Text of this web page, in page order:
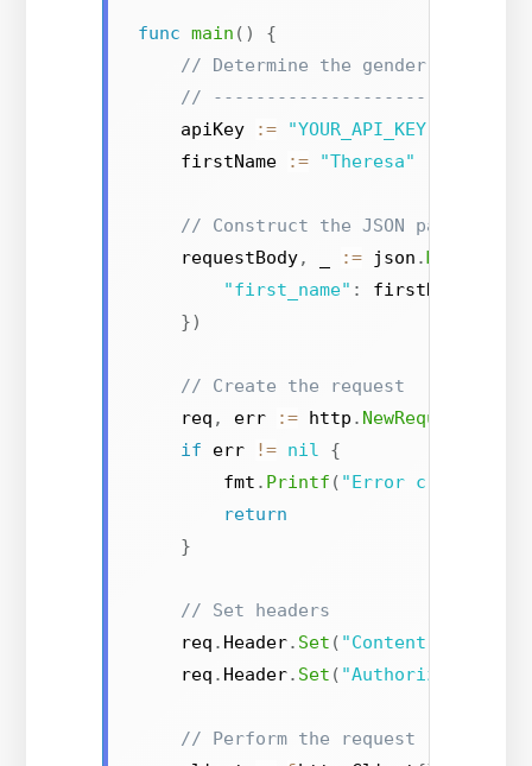
func main ()
{
// Determine the gender of a
//
    apiKey
:= "YOUR_API_KEY"
    firstName
:= "Theresa"
// Construct the JSON payload
    requestBody
, := json .Marshal
"first_name" : firstName
})
// Create the request
    req
, err := http . NewRequest
if err != nil
{
        fmt
. Printf ( "Error creating
return
}
// Set headers
    req
. Header. Set ( "Content-Type"
    req
. Header. Set ( "Authorization"
// Perform the request